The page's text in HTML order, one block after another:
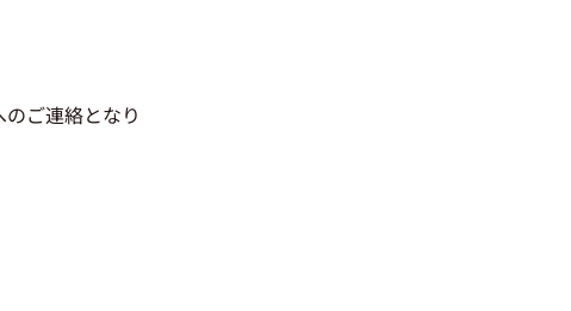
ご連絡となり